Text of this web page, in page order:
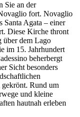
Sie an der
fort. Novaglio
Santa Agata – einer
Diese Kirche thront
über dem Lago
im 15. Jahrhundert
beherbergt
Sicht besonders
Rund um
und kleine
hautnah erleben